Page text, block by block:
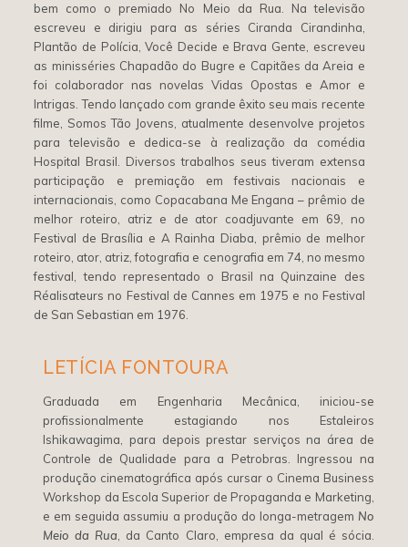
bem como o premiado No Meio da Rua. Na televisão
escreveu e dirigiu para as séries Ciranda Cirandinha,
Plantão de Polícia, Você Decide e Brava Gente, escreveu
as minisséries Chapadão do Bugre e Capitães da Areia e
foi colaborador nas novelas Vidas Opostas e Amor e
Intrigas. Tendo lançado com grande êxito seu mais recente
filme, Somos Tão Jovens, atualmente desenvolve projetos
para televisão e dedica-se à realização da comédia
Hospital Brasil. Diversos trabalhos seus tiveram extensa
participação e premiação em festivais nacionais e
internacionais, como Copacabana Me Engana – prêmio de
melhor roteiro, atriz e de ator coadjuvante em 69, no
Festival de Brasília e A Rainha Diaba, prêmio de melhor
roteiro, ator, atriz, fotografia e cenografia em 74, no mesmo
festival, tendo representado o Brasil na Quinzaine des
Réalisateurs no Festival de Cannes em 1975 e no Festival
de San Sebastian em 1976.
LETÍCIA FONTOURA
Graduada em Engenharia Mecânica, iniciou-se
profissionalmente estagiando nos Estaleiros
Ishikawagima, para depois prestar serviços na área de
Controle de Qualidade para a Petrobras. Ingressou na
produção cinematográfica após cursar o Cinema Business
Workshop da Escola Superior de Propaganda e Marketing,
e em seguida assumiu a produção do longa-metragem No
Meio da Rua , da Canto Claro, empresa da qual é sócia.